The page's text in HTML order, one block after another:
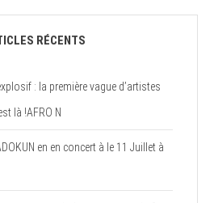
RÉCENTS
: la première vague d’artistes
là !AFRO N
en en concert à le 11 Juillet à